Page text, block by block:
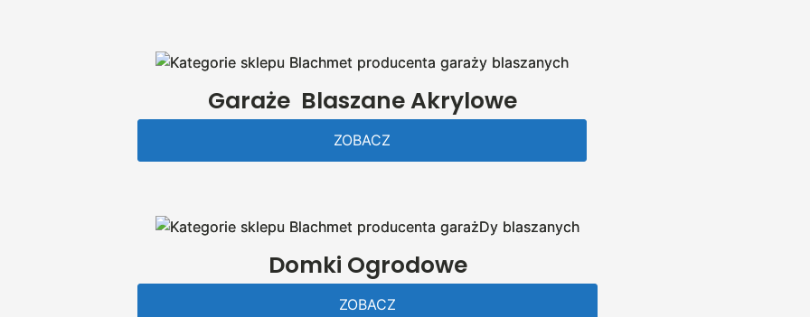
Garaże Blaszane Akrylowe
ZOBACZ
Domki Ogrodowe
ZOBACZ